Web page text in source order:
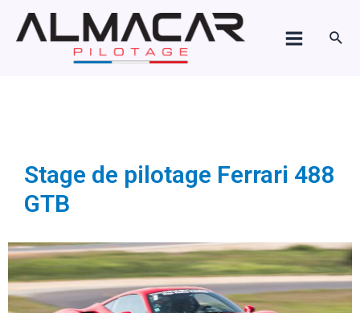
Aller
Menu
Stage de pilotage Ferrari 488
GTB
Stage de pilotage Ferrari 488
GTB